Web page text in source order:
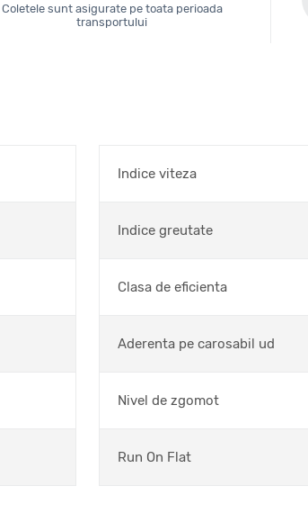
Coletele sunt asigurate pe toata perioada
transportului
Indice viteza
Indice greutate
Clasa de eficienta
Aderenta pe carosabil ud
Nivel de zgomot
Run On Flat